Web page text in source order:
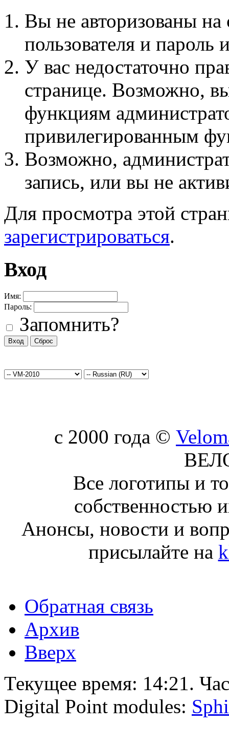
Вы не авторизованы на
пользователя и пароль
У вас недостаточно
странице. Возможно,
функциям
привилегированным
Возможно,
запись, или вы не
Для просмотра этой
зарегистрироваться.
Вход
Имя:
Пароль:
Запомнить?
c 2000 года ©
Все логотипы и
собственностью
Анонсы, новости и
присылайте на
Обратная связь
Архив
Вверх
Текущее время: 14:21 .
Digital Point modules: